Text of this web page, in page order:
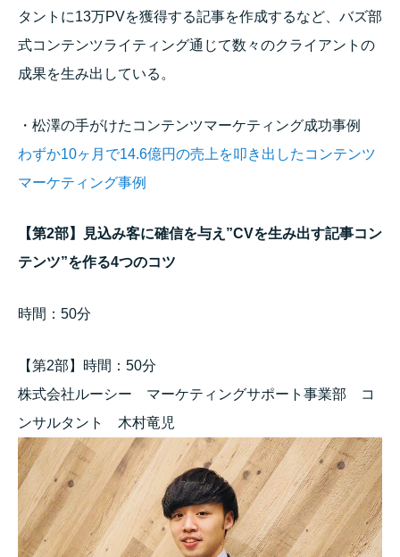
タントに13万PVを獲得する記事を作成するなど、バズ部
式コンテンツライティング通じて数々のクライアントの
成果を生み出している。
・松澤の手がけたコンテンツマーケティング成功事例
わずか10ヶ月で14.6億円の売上を叩き出したコンテンツ
マーケティング事例
【第2部】見込み客に確信を与え”CVを生み出す記事コン
テンツ”を作る4つのコツ
時間：50分
【第2部】時間：50分
株式会社ルーシー マーケティングサポート事業部 コ
ンサルタント 木村竜児